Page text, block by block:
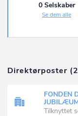
0 Selskaber
Se dem alle
Direktørposter
FONDEN
Tilknyttet